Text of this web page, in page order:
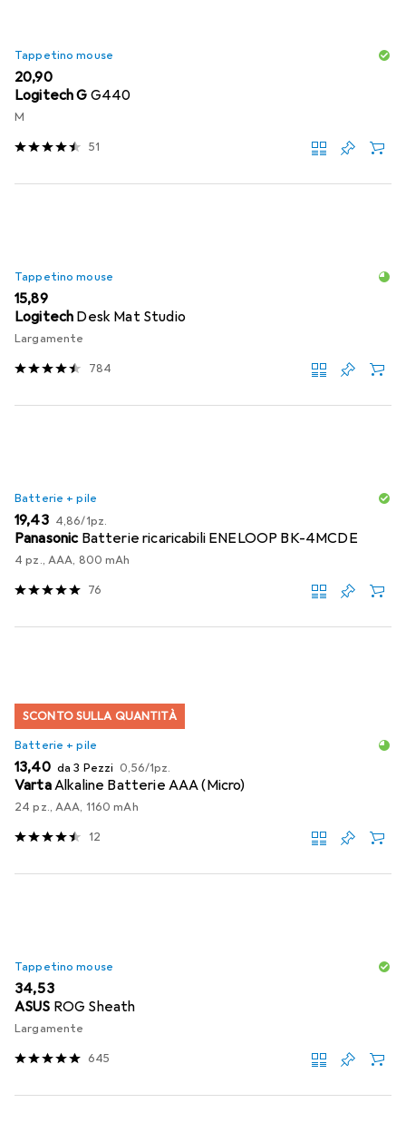
Tappetino mouse
EUR
20,90
Logitech G G440
M
51
Tappetino mouse
EUR
15,89
Logitech Desk Mat Studio
Largamente
784
Batterie + pile
EUR
19,43 EUR
4,86/1pz.
Panasonic Batterie ricaricabili ENELOOP BK-4MCDE
4 pz., AAA, 800 mAh
76
SCONTO SULLA QUANTITÀ
Batterie + pile
EUR
13,40 da 3 Pezzi EUR
0,56/1pz.
VartaAlkaline Batterie AAA (Micro)
24 pz., AAA, 1160 mAh
12
Tappetino mouse
EUR
34,53
ASUS ROG Sheath
Largamente
645